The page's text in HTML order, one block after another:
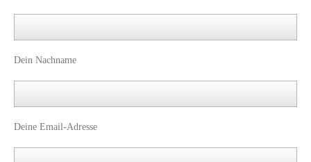
Dein Nachname
Deine Email-Adresse